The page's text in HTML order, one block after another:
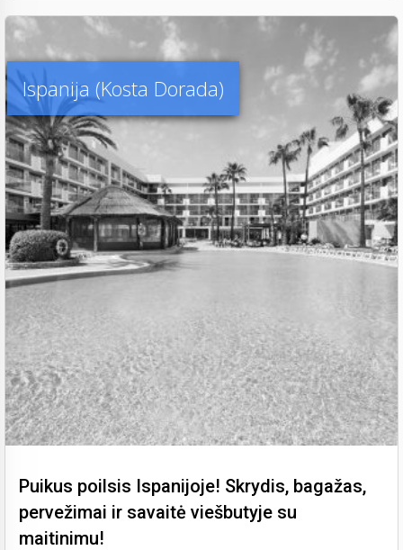
Ispanija (Kosta Dorada)
Puikus poilsis Ispanijoje! Skrydis, bagažas,
pervežimai ir savaitė viešbutyje su
maitinimu!